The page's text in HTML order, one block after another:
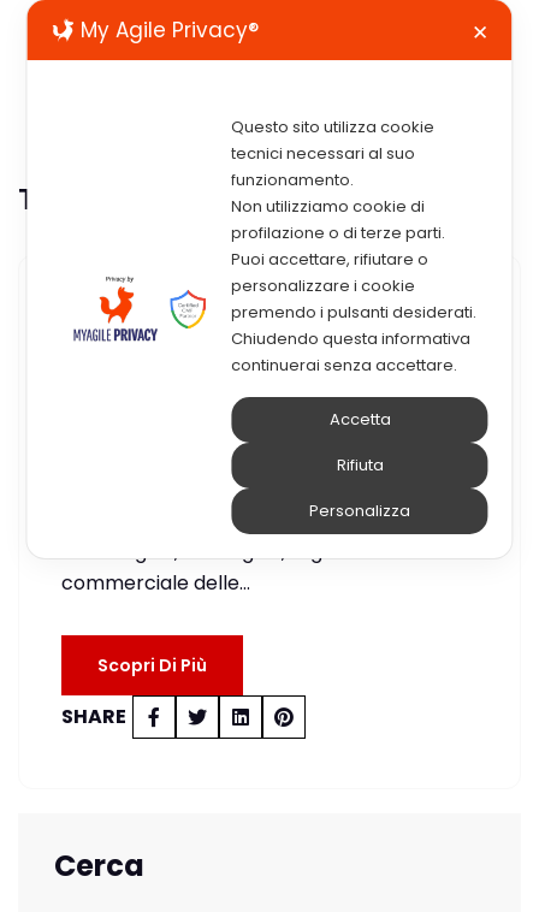
Tag: avviso 1.1.2
27 Giugno 2017
Pubblicato L’avviso PO FESR
Sicilia 2014-2020
E’ stato pubblicato con D.D.G. 1350/5 del
23/06/2017 l’avviso pubblico per il Sostegno
per l’acquisto di servizi per l’innovazione
tecnologica, strategica, organizzativa e
commerciale delle…
Scopri Di Più
SHARE
Cerca
My Agile Privacy® ✕
Questo sito utilizza cookie
tecnici necessari al suo
funzionamento.
Non utilizziamo cookie di
profilazione o di terze parti.
Puoi accettare, rifiutare o
personalizzare i cookie
premendo i pulsanti desiderati.
Chiudendo questa informativa
continuerai senza accettare.
Accetta
Rifiuta
Personalizza